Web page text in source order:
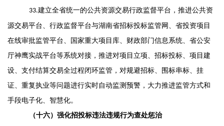
33.建立全省统一的公共资源交易行政监督平台 ， 推进公共资
源交易平台、行政监督平台与湖南省招标投标监管网、省投资项目
在线审批监管平台、国家重大项目库、财政部门信息系统、省公安
厅神鹰实战平台等系统对接 ， 推进对项目立项、招标投标、项目建
设、支付结算交易全过程闭环监管，对规避招标、围标串标、挂
证、重复执业等问题进行实时自动监测预警 ， 大力推进监管方式和
手段电子化、智慧化。
（十六）强化招投标违法违规行为查处惩治